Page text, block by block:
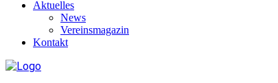
Aktuelles
News
Vereinsmagazin
Kontakt